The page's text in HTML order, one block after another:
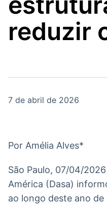
reduzir
7 de abril de 2026
Por Amélia Alves*
São Paulo, 07/04/
América (Dasa)
ao longo deste ano